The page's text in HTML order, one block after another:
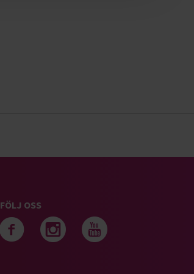
FÖLJ OSS
Följ oss på
Följ oss på
Följ oss